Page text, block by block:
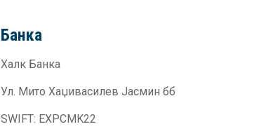
Банка
Халк Банка
Ул. Мито Хаџивасилев Јасмин бб
SWIFT: EXPCMK22